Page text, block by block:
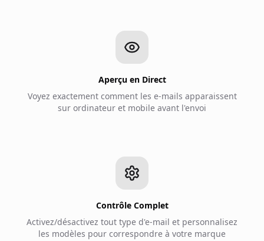
Aperçu en Direct
Voyez exactement comment les e-mails apparaissent
sur ordinateur et mobile avant l'envoi
Contrôle Complet
Activez/désactivez tout type d'e-mail et personnalisez
les modèles pour correspondre à votre marque